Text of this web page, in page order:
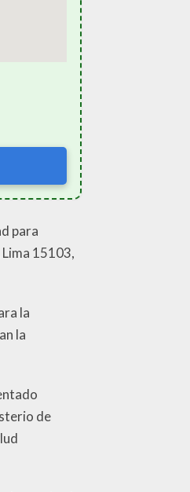
para
15103,
la
la
de